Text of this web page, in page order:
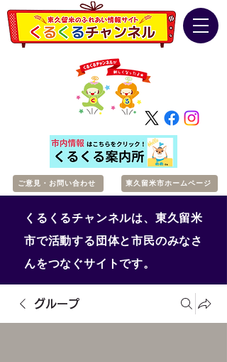
ご意見・お問い合わせ 東久留米市ホームページ
くるくるチャンネルは、東久留米
市で活動する団体と市民のみなさ
んをつなぐサイトです。
グループ